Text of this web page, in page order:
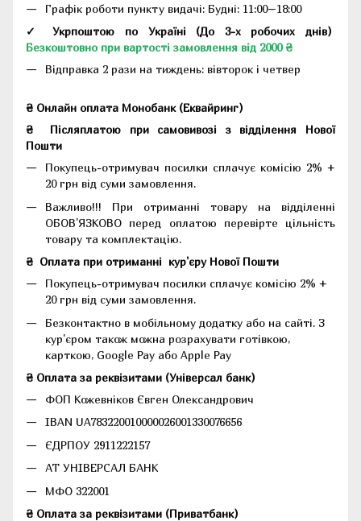
Графік роботи пункту видачі: Будні: 11:00–18:00
✓ Укрпоштою по Україні (До 3-х робочих днів)
Безкоштовно при вартості замовлення від 2000 ₴
Відправка 2 рази на тиждень: вівторок і четвер
₴ Онлайн оплата Монобанк (Еквайринг)
₴
Післяплатою при самовивозі з відділення Нової
Пошти
Покупець-отримувач посилки сплачує комісію 2% +
20 грн від суми замовлення.
Важливо!!! При отриманні товару на відділенні
ОБОВ'ЯЗКОВО перед оплатою перевірте цільність
товару та комплектацію.
₴ Оплата при отриманні кур'єру Нової Пошти
Покупець-отримувач посилки сплачує комісію 2% +
20 грн від суми замовлення.
Безконтактно в мобільному додатку або на сайті. З
кур'єром також можна розрахувати готівкою,
карткою, Google Pay або Apple Pay
₴ Оплата за реквізитами (Універсал банк)
ФОП Кожевніков Євген Олександрович
IBAN UA783220010000026001330076656
ЄДРПОУ 2911222157
АТ УНІВЕРСАЛ БАНК
МФО 322001
₴ Оплата за реквізитами (Приватбанк)